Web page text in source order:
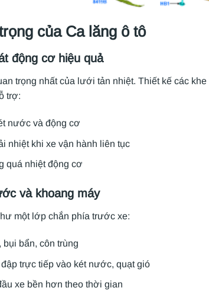
của Ca lăng ô tô
động cơ hiệu quả
trọng nhất của lưới tản nhiệt. Thiết kế các
trợ:
nước và động cơ
nhiệt khi xe vận hành liên tục
quá nhiệt động cơ
và khoang máy
một lớp chắn phía trước xe:
bụi bẩn, côn trùng
trực tiếp vào két nước, quạt gió
xe bền hơn theo thời gian